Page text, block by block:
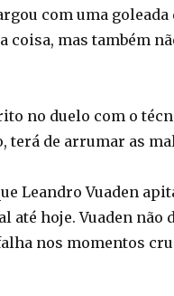
com uma goleada
mas também
no duelo com o
terá de arrumar as
Leandro Vuaden
até hoje. Vuaden
nos momentos